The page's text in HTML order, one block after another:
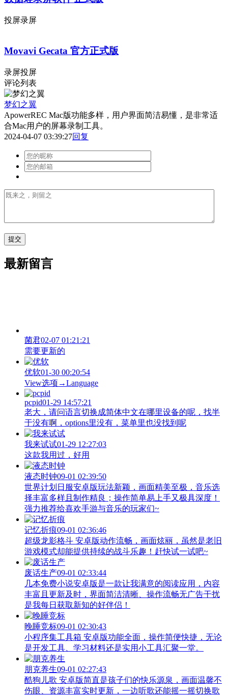
投屏录屏
Movavi Gecata 官方正式版
录屏投屏
评论列表
梦幻之翼
ApowerREC Mac版功能多样，用户界面简洁易懂，是非常适
合Mac用户的屏幕录制工具。
2024-04-07 03:39:27回复
最新留言
菌君02-07 01:21:21
需要更新的
优软01-30 00:20:54
View‌选项→Language
pcpid01-29 14:57:21
老大，请问语言切换成简体中文在哪里设备的呢，找半
于没有啊，options里没有，菜单里也没找到呢
我来试试01-29 12:27:03
这款我用过，好用
液态时钟09-01 02:39:50
世界计划日服安卓版玩法新颖，画面精美至极，音乐选
择丰富多样且制作精良；操作简单易上手又极具深度！
强力推荐给喜欢手游与音乐的玩家们~
记忆折痕09-01 02:36:46
超级龙影格斗 安卓版动作流畅，画面炫丽，虽然是老旧
游戏模式却能提供持续的战斗乐趣！赶快试一试吧~
废话生产09-01 02:33:44
几本免费小说安卓版是一款让我满意的阅读应用，内容
丰富且更新及时，界面简洁清晰、操作流畅无广告干扰
是我每日获取新知的好伴侣！
晚睡竞标09-01 02:30:43
小程序集工具箱 安卓版功能全面，操作简便快捷，无论
是开发工具、学习材料还是实用小工具汇聚一堂。
朋克养生09-01 02:27:43
酷狗儿歌 安卓版简直是孩子们的快乐源泉，画面温馨不
伤眼、资源丰富实时更新，一边听歌还能摇一摇切换歌